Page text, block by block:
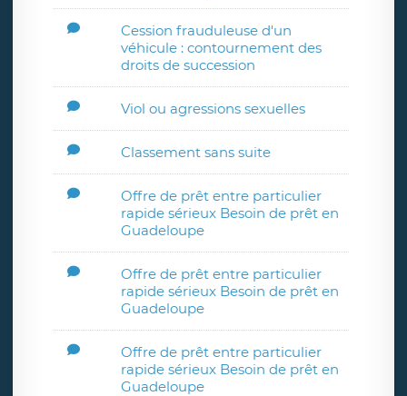
Cession frauduleuse d'un
véhicule : contournement des
droits de succession
Viol ou agressions sexuelles
Classement sans suite
Offre de prêt entre particulier
rapide sérieux Besoin de prêt en
Guadeloupe
Offre de prêt entre particulier
rapide sérieux Besoin de prêt en
Guadeloupe
Offre de prêt entre particulier
rapide sérieux Besoin de prêt en
Guadeloupe